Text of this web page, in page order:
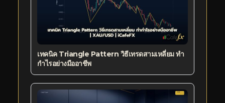
เทคนิค Triangle Pattern วิธีเทรดสามเหลี่ยม ทำ
กำไรอย่างมืออาชีพ